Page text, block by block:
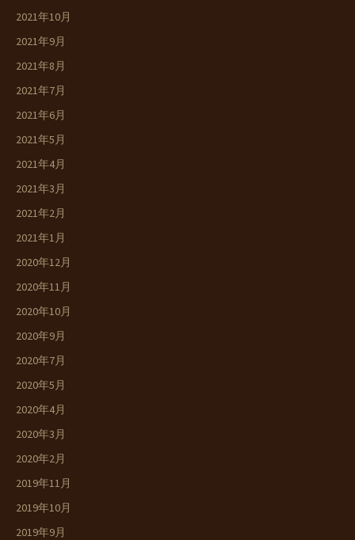
2021年10月
2021年9月
2021年8月
2021年7月
2021年6月
2021年5月
2021年4月
2021年3月
2021年2月
2021年1月
2020年12月
2020年11月
2020年10月
2020年9月
2020年7月
2020年5月
2020年4月
2020年3月
2020年2月
2019年11月
2019年10月
2019年9月